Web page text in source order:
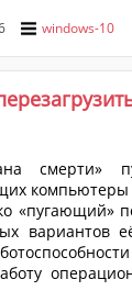
windows-10
смерти»
«пугающий»